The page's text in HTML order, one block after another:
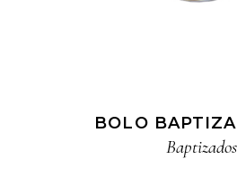
BOLO
Baptizados